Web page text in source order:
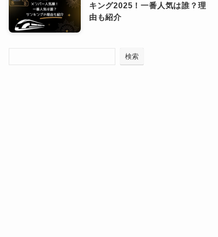
りすぎないオシャレ」を体現して
いる存在として、ファッションア
るとも言えます！
まず最大の魅力は「歌声」。
キング2025！一番人気は誰？理
由も紹介
検索